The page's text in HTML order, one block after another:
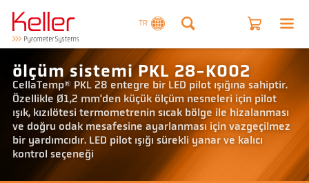
TR
ölçüm sistemi PKL 28-K002
CellaTemp® PKL 28 entegre bir LED pilot ışığına sahiptir.
Özellikle Ø1,2 mm'den küçük ölçüm nesneleri için pilot
ışık, kızılötesi termometrenin sıcak bölge ile hizalanması
ve doğru odak mesafesine ayarlanması için vazgeçilmez
bir yardımcıdır. LED pilot ışığı sürekli yanar ve kalıcı
kontrol seçeneği